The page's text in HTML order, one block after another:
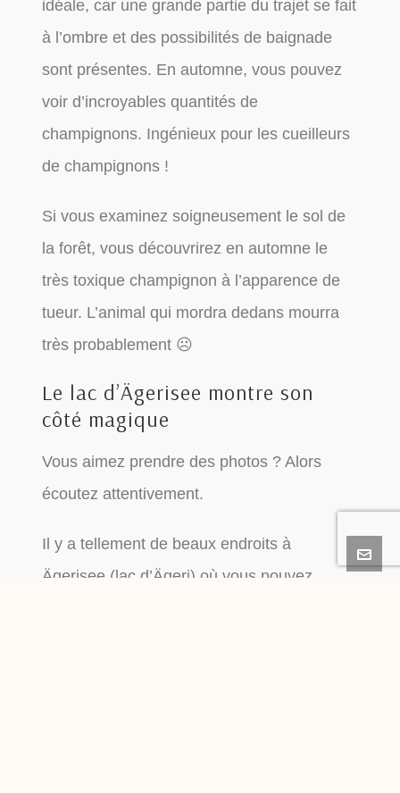
idéale, car une grande partie du trajet se fait
à l’ombre et des possibilités de baignade
sont présentes. En automne, vous pouvez
voir d’incroyables quantités de
champignons. Ingénieux pour les cueilleurs
de champignons !
Si vous examinez soigneusement le sol de
la forêt, vous découvrirez en automne le
très toxique champignon à l’apparence de
tueur. L’animal qui mordra dedans mourra
très probablement ☹
Le lac d’Ägerisee montre son
côté magique
Vous aimez prendre des photos ? Alors
écoutez attentivement.
Il y a tellement de beaux endroits à
Ägerisee (lac d’Ägeri) où vous pouvez